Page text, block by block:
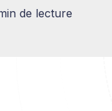
alternatives,
de 50 000
de lecture